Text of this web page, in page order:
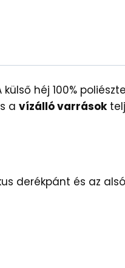
héj 100%
a vízálló varrások
derékpánt és az